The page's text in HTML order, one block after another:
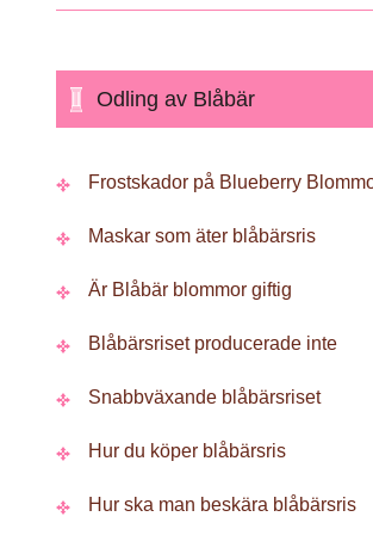
Odling av Blåbär
Frostskador på Blueberry
Maskar som äter blåbärsris
Är Blåbär blommor giftig
Blåbärsriset producerade inte
Snabbväxande blåbärsriset
Hur du köper blåbärsris
Hur ska man beskära blåbärsris